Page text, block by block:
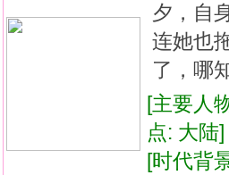
夕，自
连她也
了，哪
[主要人
点: 大
[时代背